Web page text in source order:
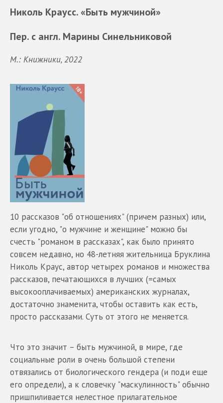
Николь Краусс. «Быть мужчиной»
Пер. с англ. Марины Синельниковой
М.: Книжники, 2022
10 рассказов "об отношениях" (причем разных) или,
если угодно, "о мужчине и женщине" можно бы
счесть "романом в рассказах", как было принято
совсем недавно, но 48-летняя жительница Бруклина
Николь Краус, автор четырех романов и множества
рассказов, печатающихся в лучших (=самых
высокооплачиваемых) американских журналах,
достаточно знаменита, чтобы оставить как есть,
просто рассказами. Суть от этого не меняется.
Что это значит – быть мужчиной, в мире, где
социальные роли в очень большой степени
отвязались от биологического гендера (и поди еще
его определи), а к словечку "маскулинность" обычно
пришпиливается нелестное прилагательное